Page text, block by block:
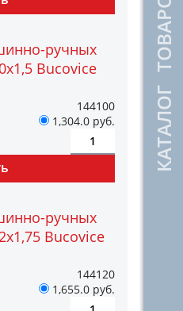
КАТАЛОГ ТОВАРОВ
ручных
Bucovice
144100
1,304.0 руб.
ручных
Bucovice
144120
1,655.0 руб.